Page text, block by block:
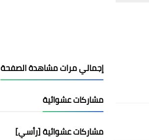
إجمالي مرات مشاهدة الصفحة
مشاركات عشوائية
مشاركات عشوائية [رأسي]